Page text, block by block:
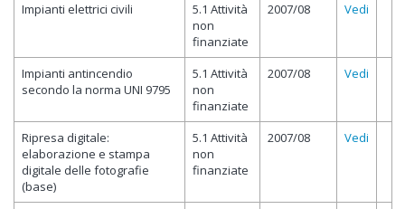
Impianti elettrici civili
5.1 Attività
non
finanziate
2007/08 Vedi
Impianti antincendio
secondo la norma UNI 9795
5.1 Attività
non
finanziate
2007/08 Vedi
Ripresa digitale:
elaborazione e stampa
digitale delle fotografie
(base)
5.1 Attività
non
finanziate
2007/08 Vedi